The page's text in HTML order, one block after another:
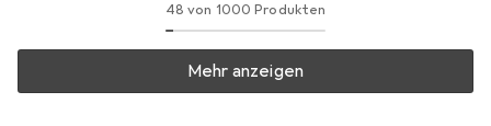
48 von 1000 Produkten
Mehr anzeigen